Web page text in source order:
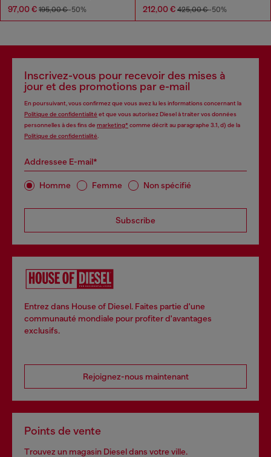
97,00 € 195,00 €-50% 212,00 € 425,00 €-50%
Inscrivez-vous pour recevoir des mises à
jour et des promotions par e-mail
En poursuivant, vous confirmez que vous avez lu les informations concernant la
Politique de confidentialité et que vous autorisez Diesel à traiter vos données
personnelles à des fins de marketing*comme décrit au paragraphe 3.1, d) de la
Politique de confidentialité
Addressee E-mail*
Homme Femme Non spécifié
Subscribe
Entrez dans House of Diesel. Faites partie d'une
communauté mondiale pour profiter d'avantages
exclusifs.
Rejoignez-nous maintenant
Points de vente
Trouvez un magasin Diesel dans votre ville.